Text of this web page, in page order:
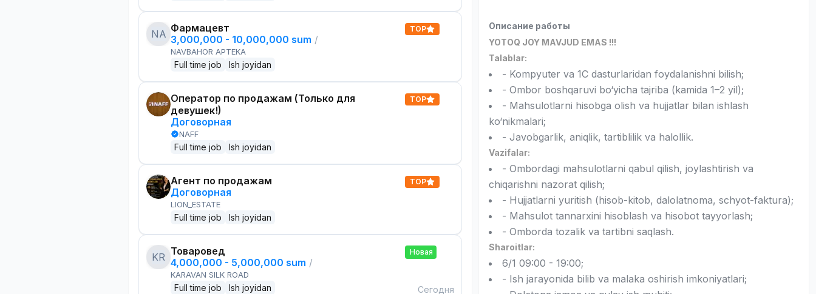
NA Фармацевт
3,000,000 - 10,000,000 sum /
NAVBAHOR APTEKA
Full time job Ish joyidan
TOP
Оператор по продажам (Только для
девушек!)
Договорная
NAFF
Full time job Ish joyidan
TOP
Агент по продажам
Договорная
LION_ESTATE
Full time job Ish joyidan
TOP
KR Товаровед
4,000,000 - 5,000,000 sum /
KARAVAN SILK ROAD
Full time job Ish joyidan
Новая
Сегодня
Описание работы
YOTOQ JOY MAVJUD EMAS !!!
Talablar:
- Kompyuter va 1C dasturlaridan foydalanishni bilish;
- Ombor boshqaruvi bo‘yicha tajriba (kamida 1–2 yil);
- Mahsulotlarni hisobga olish va hujjatlar bilan ishlash
ko‘nikmalari;
- Javobgarlik, aniqlik, tartiblilik va halollik.
Vazifalar:
- Ombordagi mahsulotlarni qabul qilish, joylashtirish va
chiqarishni nazorat qilish;
- Hujjatlarni yuritish (hisob-kitob, dalolatnoma, schyot-faktura);
- Mahsulot tannarxini hisoblash va hisobot tayyorlash;
- Omborda tozalik va tartibni saqlash.
Sharoitlar:
6/1 09:00 - 19:00;
- Ish jarayonida bilib va malaka oshirish imkoniyatlari;